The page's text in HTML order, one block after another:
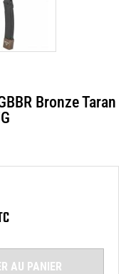
Bronze Taran
AU PANIER